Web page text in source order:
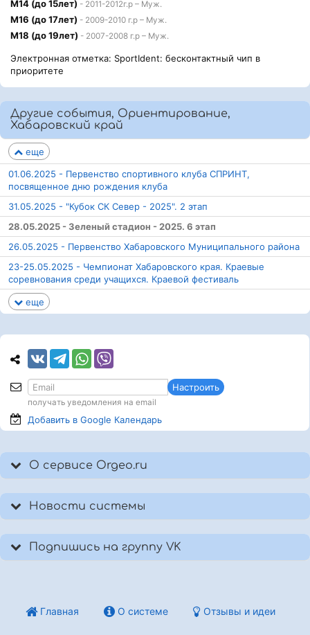
М14 (до 15лет) - 2011-2012г.р – Муж.
М16 (до 17лет) - 2009-2010 г.р – Муж.
М18 (до 19лет) - 2007-2008 г.р – Муж.
Электронная отметка: SportIdent: бесконтактный чип в
приоритете
Другие события, Ориентирование,
Хабаровский край
еще
01.06.2025 - Первенство спортивного клуба СПРИНТ,
посвященное дню рождения клуба
31.05.2025 - "Кубок СК Север - 2025". 2 этап
28.05.2025 - Зеленый стадион - 2025. 6 этап
26.05.2025 - Первенство Хабаровского Муниципального района
23-25.05.2025 - Чемпионат Хабаровского края. Краевые
соревнования среди учащихся. Краевой фестиваль
еще
Настроить
получать уведомления на email
Добавить в Google Календарь
О сервисе Orgeo.ru
Новости системы
Подпишись на группу VK
Главная О системе Отзывы и идеи